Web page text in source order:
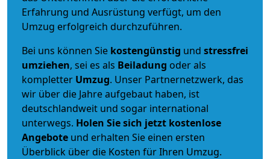
Erfahrung und Ausrüstung verfügt, um den
Umzug erfolgreich durchzuführen.
Bei uns können Sie kostengünstig und stressfrei
umziehen, sei es als Beiladung oder als
kompletter Umzug. Unser Partnernetzwerk, das
wir über die Jahre aufgebaut haben, ist
deutschlandweit und sogar international
unterwegs. Holen Sie sich jetzt kostenlose
Angebote und erhalten Sie einen ersten
Überblick über die Kosten für Ihren Umzug.